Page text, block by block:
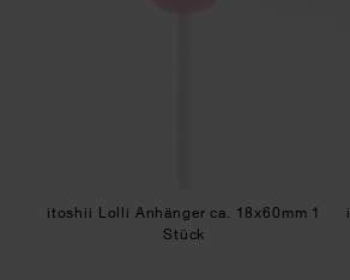
itoshii Lolli Anhänger ca. 18x60mm 1
Stück